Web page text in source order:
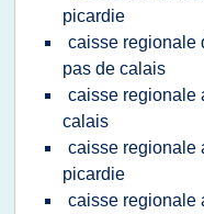
picardie
caisse regionale
pas de calais
caisse regionale
calais
caisse regionale
picardie
caisse regionale